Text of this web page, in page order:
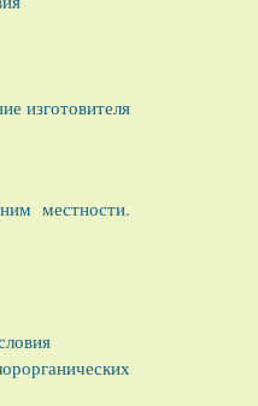
изготовителя
местности.